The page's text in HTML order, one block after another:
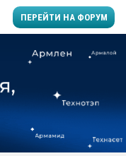
ПЕРЕЙТИ НА ФОРУМ
заводу пластмасс"